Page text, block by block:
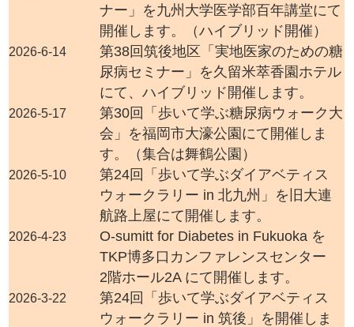
ナー」を九州大学医学部百年講堂にて
開催します。（ハイブリッド開催）
2026-6-14
第38回筑後地区「実地医家のための糖
尿病セミナー」を久留米萃香園ホテル
にて、ハイブリッド開催します。
2026-5-17
第30回「歩いて学ぶ糖尿病ウォーク大
会」を福岡市大濠公園にて開催しま
す。（集合は舞鶴公園）
2026-5-10
第24回「歩いて学ぶダイアベティス
ウォークラリー in 北九州」を旧大連
航路上屋にて開催します。
2026-4-23
O-sumitt for Diabetes in Fukuoka を
TKP博多口カンファレンスセンター
2階ホール2A にて開催します。
2026-3-22
第24回「歩いて学ぶダイアベティス
ウォークラリー in 筑後」を開催しま